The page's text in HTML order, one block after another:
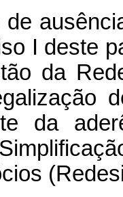
I deste
da
da